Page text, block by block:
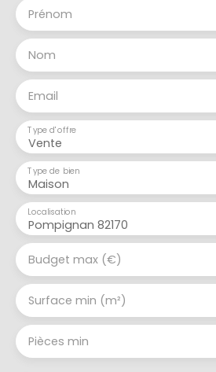
Prénom
Nom
Email
Vente
Type d'offre
Maison
Type de bien
Pompignan 82170
Localisation
Budget max (€)
Surface min (m²)
Pièces min